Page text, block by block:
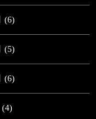
(6)
(5)
(6)
(4)